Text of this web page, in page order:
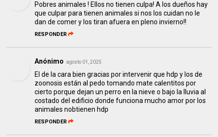
Pobres animales ! Ellos no tienen culpa! A los dueños hay
que culpar para tienen animales si nos los cuidan no le
dan de comer y los tiran afuera en pleno invierno!!
RESPONDER
Anónimo agosto 01, 2025
El de la cara bien gracias por intervenir que hdp y los de
zoonosis están al pedo tomando mate calentitos por
cierto porque dejan un perro en la nieve o bajo la lluvia al
costado del edificio donde funciona mucho amor por los
animales nobtienen hdp
RESPONDER